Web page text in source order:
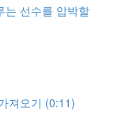
는 선수를 압박할
져오기 (0:11)